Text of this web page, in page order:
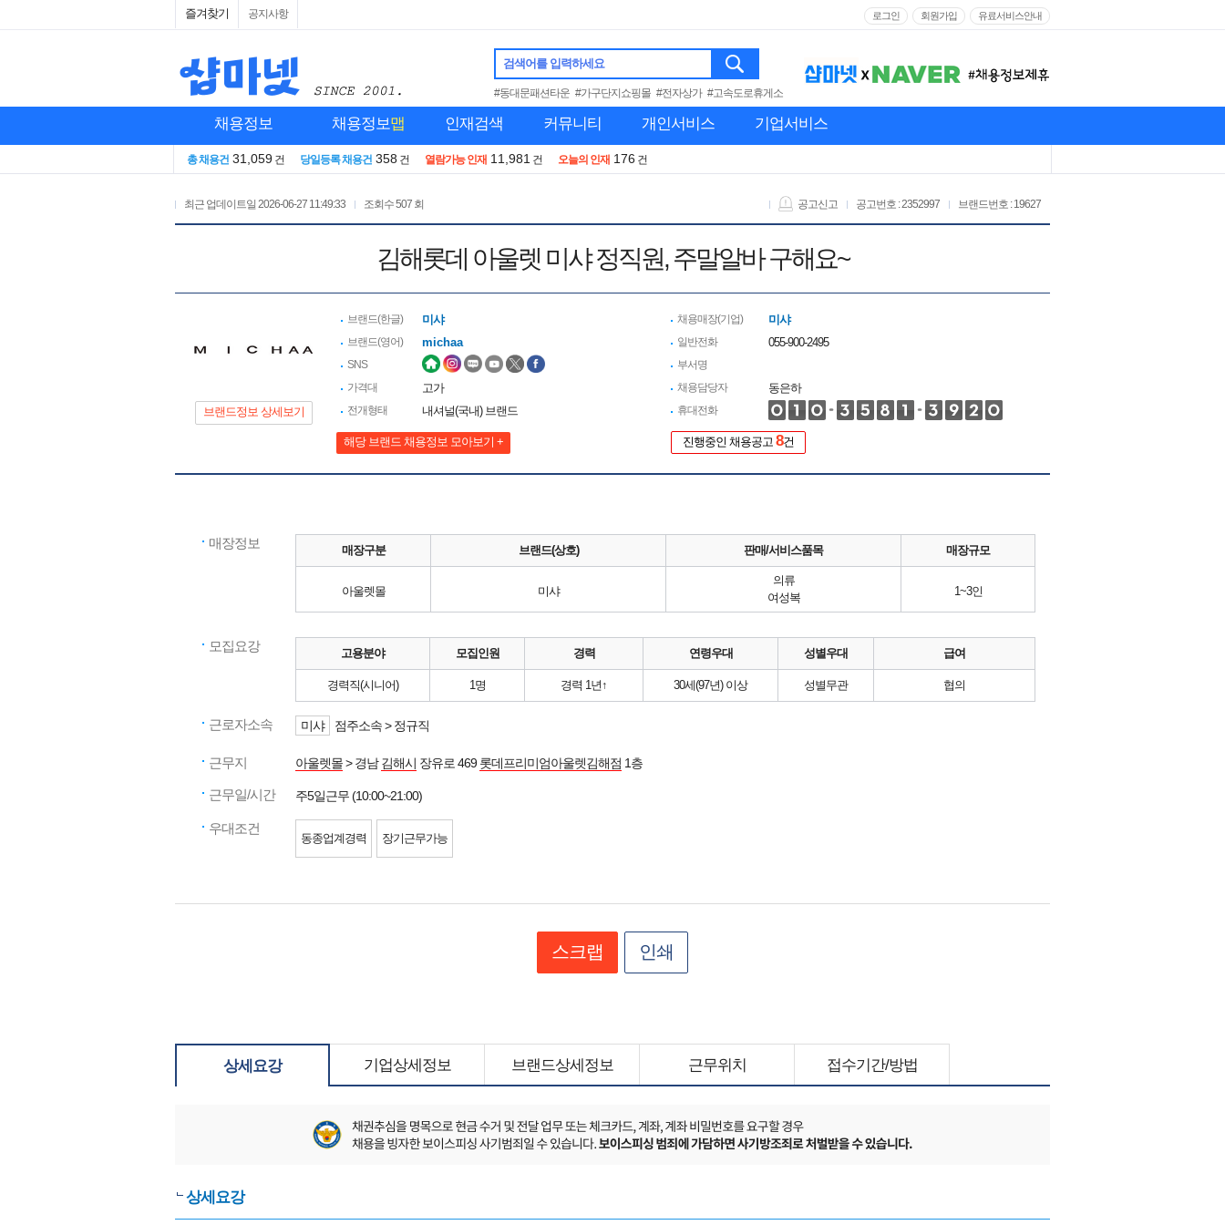
즐겨찾기 공지사항 로그인 회원가입 유료서비스안내
검색어를 입력하세요
#동대문패션타운 #가구단지쇼핑몰 #전자상가 #고속도로휴게소
채용정보 채용정보맵 인재검색 커뮤니티 개인서비스 기업서비스
총 채용건 31,059 건 당일등록 채용건 358 건 열람가능 인재 11,981 건 오늘의 인재 176 건
최근 업데이트일 2026-06-27 11:49:33 조회수507 회 브랜드번호 : 19627
공고번호 : 2352997
공고신고
김해롯데 아울렛 미샤 정직원, 주말알바 구해요~
브랜드정보 상세보기
브랜드(한글) 미샤
브랜드(영어) michaa
SNS
가격대
고가
전개형태 내셔널(국내) 브랜드
해당 브랜드 채용정보 모아보기 +
채용매장(기업) 미샤
일반전화 055-900-2495
부서명
채용담당자
동은하
휴대전화
진행중인 채용공고 8건
매장정보 매장구분 브랜드(상호) 판매/서비스품목 매장규모
아울렛몰 미샤
의류
여성복
1~3인
모집요강 고용분야 모집인원 경력 연령우대 성별우대 급여
경력직(시니어) 1명 경력 1년↑ 30세(97년) 이상 성별무관 협의
근로자소속 미샤 점주소속 > 정규직
근무지 아울렛몰> 경남김해시 장유로 469롯데프리미엄아울렛김해점 1층
근무일/시간 주5일근무 (10:00~21:00)
우대조건
동종업계경력 장기근무가능
스크랩 인쇄
상세요강 기업상세정보 브랜드상세정보 근무위치 접수기간/방법
상세요강